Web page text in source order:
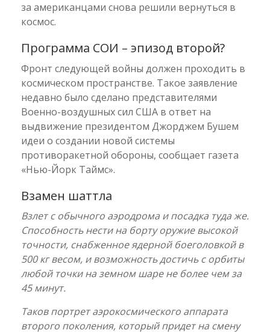
за американцами снова решили вернуться в
космос.
Программа СОИ – эпизод второй?
Фронт следующей войны должен проходить в
космическом пространстве. Такое заявление
недавно было сделано представителями
Военно-воздушных сил США в ответ на
выдвижение президентом Джорджем Бушем
идеи о создании новой системы
противоракетной обороны, сообщает газета
«Нью-Йорк Таймс».
Взамен шаттла
Взлет с обычного аэродрома и посадка туда же.
Способность нести на борту оружие высокой
точности, снабженное ядерной боеголовкой в
500 кг весом, и возможность достичь с орбиты
любой точки на земном шаре не более чем за
45 минут.
Таков портрет аэрокосмического аппарата
второго поколения, который придет на смену